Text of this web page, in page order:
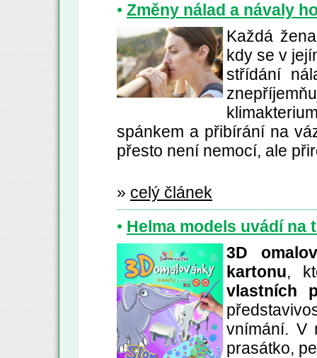
• Změny nálad a návaly
Každá
kdy se v
střídání
spánkem a přibírání na
přesto není nemocí, ale
» celý článek
• Helma models uvádí na
3D
kartonu,
vlastních
vnímání. V
prasátko,